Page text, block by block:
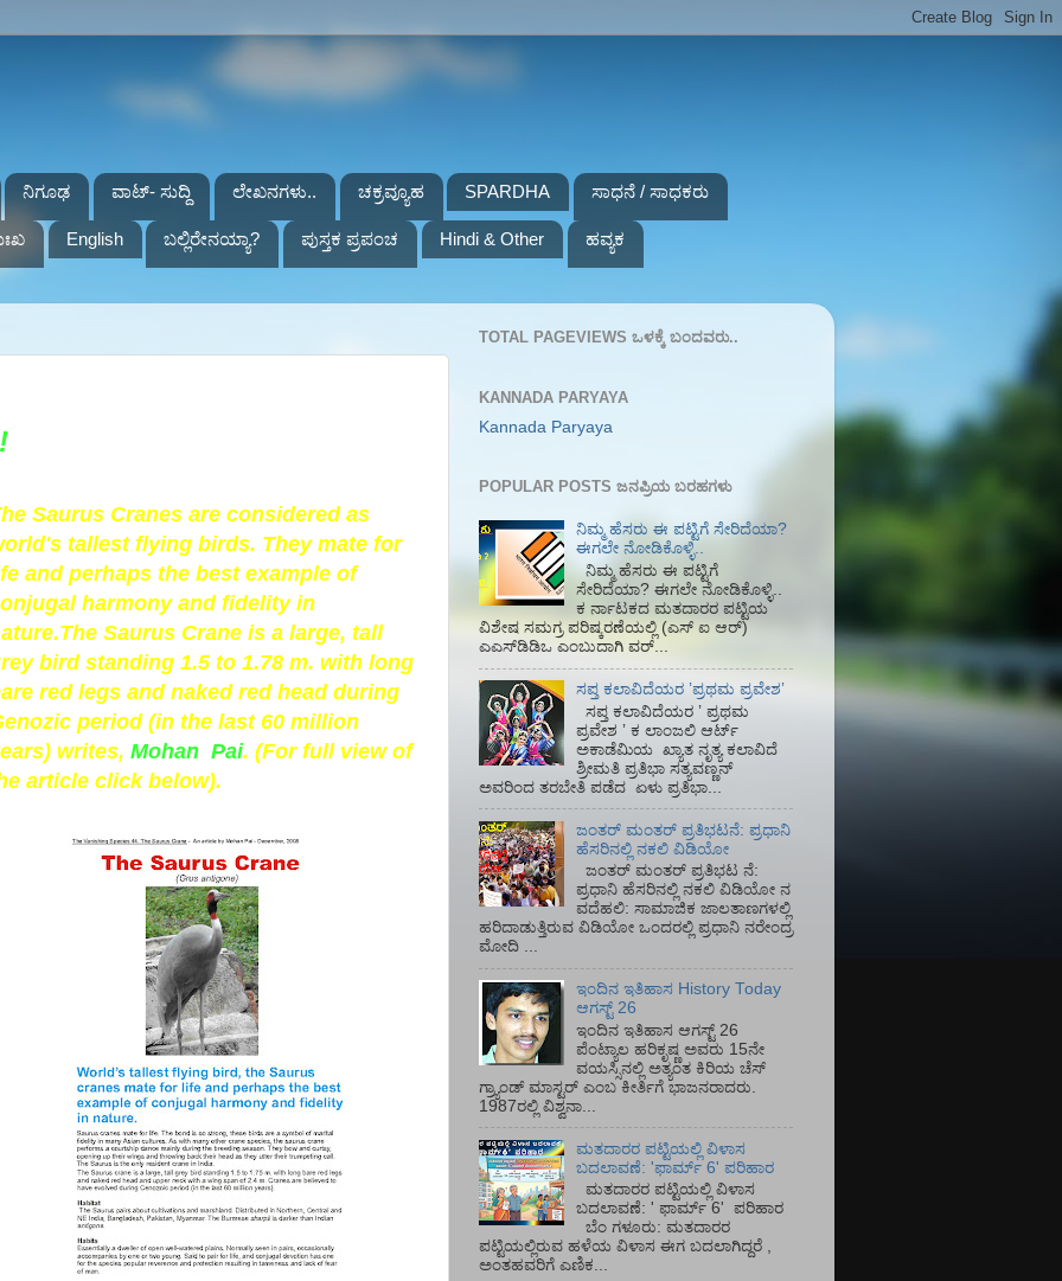
ನಿಗೂಢ ವಾಟ್- ಸುದ್ದಿ ಲೇಖನಗಳು.. ಚಕ್ರವ್ಯೂಹ SPARDHA ಸಾಧನೆ / ಸಾಧಕರು
English ಬಲ್ಲಿರೇನಯ್ಯಾ? ಪುಸ್ತಕ ಪ್ರಪಂಚ Hindi & Other ಹವ್ಯಕ
Saurus Cranes are considered as
tallest flying birds. They mate for
and perhaps the best example of
harmony and fidelity in
Saurus Crane is a large, tall
bird standing 1.5 to 1.78 m. with long
red legs and naked red head during
period (in the last 60 million
writes, Mohan Pai. (For full view of
article click below).
TOTAL PAGEVIEWS ಒಳಕ್ಕೆ ಬಂದವರು..
KANNADA PARYAYA
Kannada Paryaya
POPULAR POSTS ಜನಪ್ರಿಯ ಬರಹಗಳು
ನಿಮ್ಮ ಹೆಸರು ಈ ಪಟ್ಟಿಗೆ ಸೇರಿದೆಯಾ?
ಈಗಲೇ ನೋಡಿಕೊಳ್ಳಿ..
ನಿಮ್ಮ ಹೆಸರು ಈ ಪಟ್ಟಿಗೆ
ಸೇರಿದೆಯಾ? ಈಗಲೇ ನೋಡಿಕೊಳ್ಳಿ..
ಕ ರ್ನಾಟಕದ ಮತದಾರರ ಪಟ್ಟಿಯ
ವಿಶೇಷ ಸಮಗ್ರ ಪರಿಷ್ಕರಣೆಯಲ್ಲಿ (ಎಸ್‌ ಐ ಆರ್)‌
ಎಎಸ್‌ಡಿಡಿಒ ಎಂಬುದಾಗಿ ವರ್...
ಸಪ್ತ ಕಲಾವಿದೆಯರ ʼಪ್ರಥಮ ಪ್ರವೇಶʼ
ಸಪ್ತ ಕಲಾವಿದೆಯರ ʼ ಪ್ರಥಮ
ಪ್ರವೇಶ ʼ ಕ ಲಾಂಜಲಿ ಆರ್ಟ್
ಅಕಾಡೆಮಿಯ‌ ಖ್ಯಾತ ನೃತ್ಯ ಕಲಾವಿದೆ
ಶ್ರೀಮತಿ ಪ್ರತಿಭಾ ಸತ್ಯವಣ್ಣನ್
ಅವರಿಂದ ತರಬೇತಿ ಪಡೆದ ಏಳು ಪ್ರತಿಭಾ...
ಜಂತರ್ ಮಂತರ್ ಪ್ರತಿಭಟನೆ: ಪ್ರಧಾನಿ
ಹೆಸರಿನಲ್ಲಿ ನಕಲಿ ವಿಡಿಯೋ
ಜಂತರ್ ಮಂತರ್ ಪ್ರತಿಭಟ ನೆ:
ಪ್ರಧಾನಿ ಹೆಸರಿನಲ್ಲಿ ನಕಲಿ ವಿಡಿಯೋ ನ
ವದೆಹಲಿ: ಸಾಮಾಜಿಕ ಜಾಲತಾಣಗಳಲ್ಲಿ
ಹರಿದಾಡುತ್ತಿರುವ ವಿಡಿಯೋ ಒಂದರಲ್ಲಿ ಪ್ರಧಾನಿ ನರೇಂದ್ರ
ಮೋದಿ ...
ಇಂದಿನ ಇತಿಹಾಸ History Today
ಆಗಸ್ಟ್ 26
ಇಂದಿನ ಇತಿಹಾಸ ಆಗಸ್ಟ್ 26
ಪೆಂಟ್ಯಾಲ ಹರಿಕೃಷ್ಣ ಅವರು 15ನೇ
ವಯಸ್ಸಿನಲ್ಲಿ ಅತ್ಯಂತ ಕಿರಿಯ ಚೆಸ್
ಗ್ರ್ಯಾಂಡ್ ಮಾಸ್ಟರ್ ಎಂಬ ಕೀರ್ತಿಗೆ ಭಾಜನರಾದರು.
1987ರಲ್ಲಿ ವಿಶ್ವನಾ...
ಮತದಾರರ ಪಟ್ಟಿಯಲ್ಲಿ ವಿಳಾಸ
ಬದಲಾವಣೆ: 'ಫಾರ್ಮ್ 6' ಪರಿಹಾರ
ಮತದಾರರ ಪಟ್ಟಿಯಲ್ಲಿ ವಿಳಾಸ
ಬದಲಾವಣೆ: ' ಫಾರ್ಮ್ 6' ಪರಿಹಾರ
ಬೆಂ ಗಳೂರು: ಮತದಾರರ
ಪಟ್ಟಿಯಲ್ಲಿರುವ ಹಳೆಯ ವಿಳಾಸ ಈಗ ಬದಲಾಗಿದ್ದರೆ ,
ಅಂತಹವರಿಗೆ ಎಣಿಕ...